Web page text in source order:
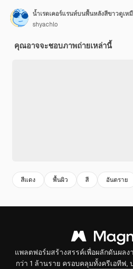
น้ำเรดเคอร์แรนท์บนพื้นหลังสีขาวดูเห
shyachlo
คุณอาจจะชอบภาพถ่ายเหล่านี้
สีแดง พื้นผิว สี อันตราย
แพลตฟอร์มสร้างสรรค์เพื่อผลักดันผล
กว่า 1 ล้านราย ครอบคลุมทั้งครีเอทีฟ,